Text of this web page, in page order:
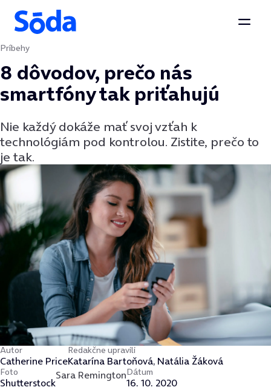
Preskočiť na obsah
Príbehy
8 dôvodov, prečo nás
smartfóny tak priťahujú
Nie každý dokáže mať svoj vzťah k
technológiám pod kontrolou. Zistite, prečo to
je tak.
Autor
Catherine Price
Redakčne upravili
Katarína Bartoňová, Natália Žáková
Foto
Shutterstock
Sara RemingtonDátum
16. 10. 2020